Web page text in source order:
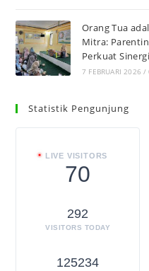
Orang Tua
Mitra:
Perkuat
7 FEBRUARI 2026 /
Statistik Pengunjung
LIVE VISITORS
70
292
VISITORS TODAY
125234